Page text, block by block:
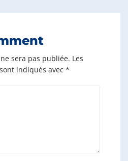
sera pas publiée. Les
indiqués avec *